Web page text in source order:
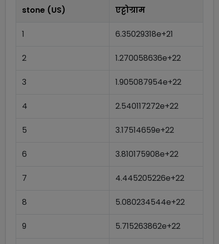
stone (US) एट्टोग्राम
1 6.35029318e+21
2 1.270058636e+22
3 1.905087954e+22
4 2.540117272e+22
5 3.17514659e+22
6 3.810175908e+22
7 4.445205226e+22
8 5.080234544e+22
9 5.715263862e+22